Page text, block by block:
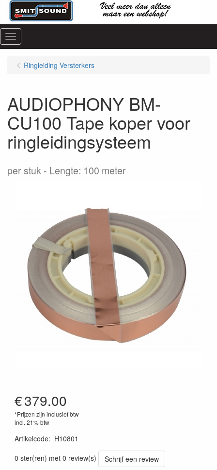
Menu
Ringleiding Versterkers
AUDIOPHONY BM-
CU100 Tape koper voor
ringleidingsysteem
per stuk Lengte: 100 meter
€379.00
*Prijzen zijn inclusief btw
incl. 21% btw
Artikelcode: H10801
0 ster(ren) met 0 review(s)
Schrijf een review